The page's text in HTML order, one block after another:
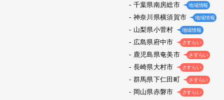
千葉県南房総市 地域情報
神奈川県横須賀市 地域情報
山梨県小菅村 地域情報
広島県府中市 さすらい
鹿児島県奄美市 さすらい
長崎県大村市 さすらい
群馬県下仁田町 さすらい
岡山県赤磐市 さすらい